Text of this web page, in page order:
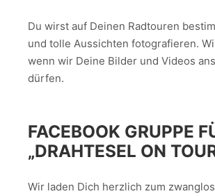
Du wirst auf Deinen Radtouren
und tolle Aussichten fotografieren.
wenn wir Deine Bilder und Videos
dürfen.
FACEBOOK GRUPPE
„DRAHTESEL ON
Wir laden Dich herzlich zum